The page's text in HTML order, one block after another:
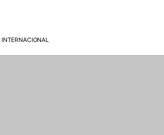
INTERNACIONAL